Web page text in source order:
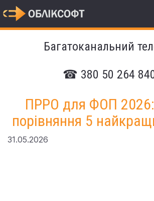
Багатоканальний
☎ 380 50 264
ПРРО для ФОП 2026:
порівняння 5
31.05.2026